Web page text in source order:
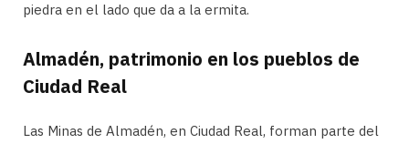
piedra en el lado que da a la ermita.
Almadén, patrimonio en los pueblos de
Ciudad Real
Las Minas de Almadén, en Ciudad Real, forman parte del